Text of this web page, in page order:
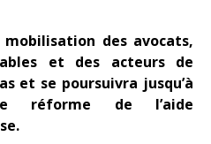
des avocats,
et des acteurs de
et se poursuivra jusqu’à
réforme de l’aide